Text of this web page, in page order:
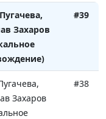
Захаров
#39
Захаров
#38